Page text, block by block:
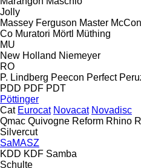
Jolly
Massey Ferguson Master
Co Muratori Mörtl Müthing
MU
New Holland Niemeyer
RO
P. Lindberg Peecon Perfect
PDD PDF PDT
Pöttinger
Cat Eurocat Novacat Novadisc
Qmac Quivogne Reform Rhino
Silvercut
SaMASZ
KDD KDF Samba
Schulte